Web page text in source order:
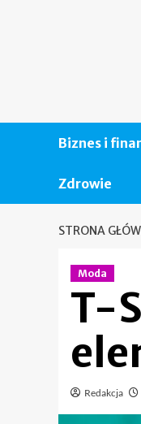
Biznes i
Zdrowie
STRONA
Moda
T-
Redakcja